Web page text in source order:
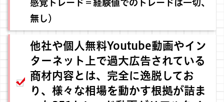
感覚トレード＝経験値でのトレードは一切、
無し）
他社や個人無料Youtube動画やイン
ターネット上で過大広告されている
商材内容とは、完全に逸脱してお
り、様々な相場を動かす根拠が詰ま